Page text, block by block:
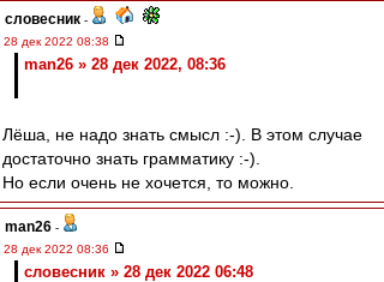
словесник -
28 дек 2022 08:38
man26 » 28 дек 2022, 08:36
Лёша, не надо знать смысл :-). В этом случае
достаточно знать грамматику :-).
Но если очень не хочется, то можно.
man26 -
28 дек 2022 08:36
словесник » 28 дек 2022 06:48